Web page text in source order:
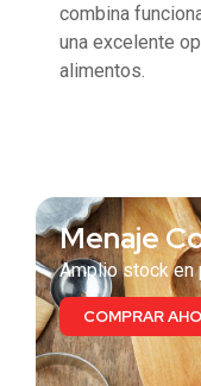
combina
una excelente
alimentos.
Menaje
Amplio stock en
COMPRAR